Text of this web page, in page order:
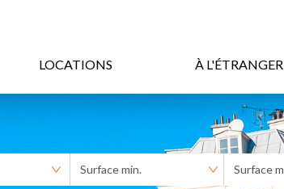
LOCATIONS À L'ÉTRANGER